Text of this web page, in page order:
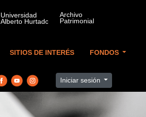
SITIOS DE INTERÉS FONDOS
Iniciar sesión